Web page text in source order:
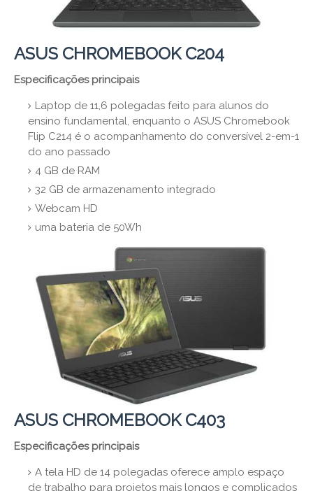
ASUS CHROMEBOOK C204
Especificações principais
Laptop de 11,6 polegadas feito para alunos do
ensino fundamental, enquanto o ASUS Chromebook
Flip C214 é o acompanhamento do conversível 2-em-1
do ano passado
4 GB de RAM
32 GB de armazenamento integrado
Webcam HD
uma bateria de 50Wh
ASUS CHROMEBOOK C403
Especificações principais
A tela HD de 14 polegadas oferece amplo espaço
de trabalho para projetos mais longos e complicados